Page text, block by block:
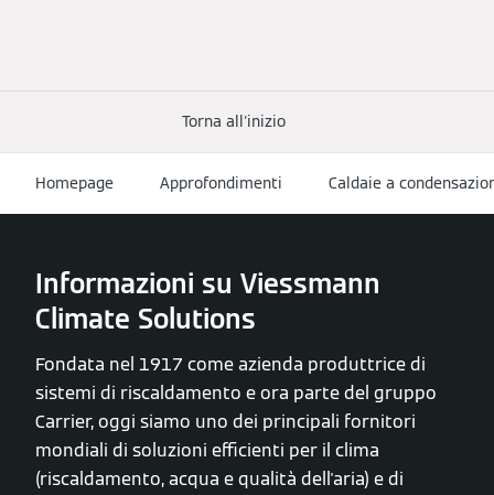
Torna all'inizio
Homepage Approfondimenti Caldaie a
Informazioni su Viessmann
Climate Solutions
Fondata nel 1917 come azienda produttrice di
sistemi di riscaldamento e ora parte del gruppo
Carrier, oggi siamo uno dei principali fornitori
mondiali di soluzioni efficienti per il clima
(riscaldamento, acqua e qualità dell'aria) e di